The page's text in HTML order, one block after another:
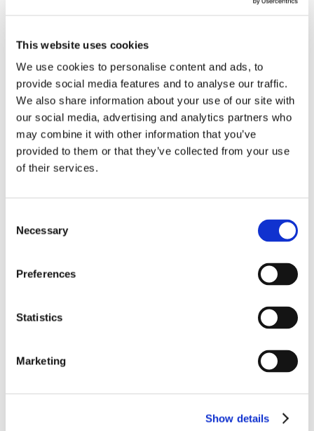
This website uses cookies
We use cookies to personalise content and ads, to
provide social media features and to analyse our traffic.
We also share information about your use of our site with
our social media, advertising and analytics partners who
may combine it with other information that you’ve
provided to them or that they’ve collected from your use
of their services.
Selection
Necessary
Preferences
Statistics
Marketing
Show details
Hors commune
Résidentiel
Inclusif
Repas compris
€ 37/ enfant
Code de réduction
Montant de la réduction